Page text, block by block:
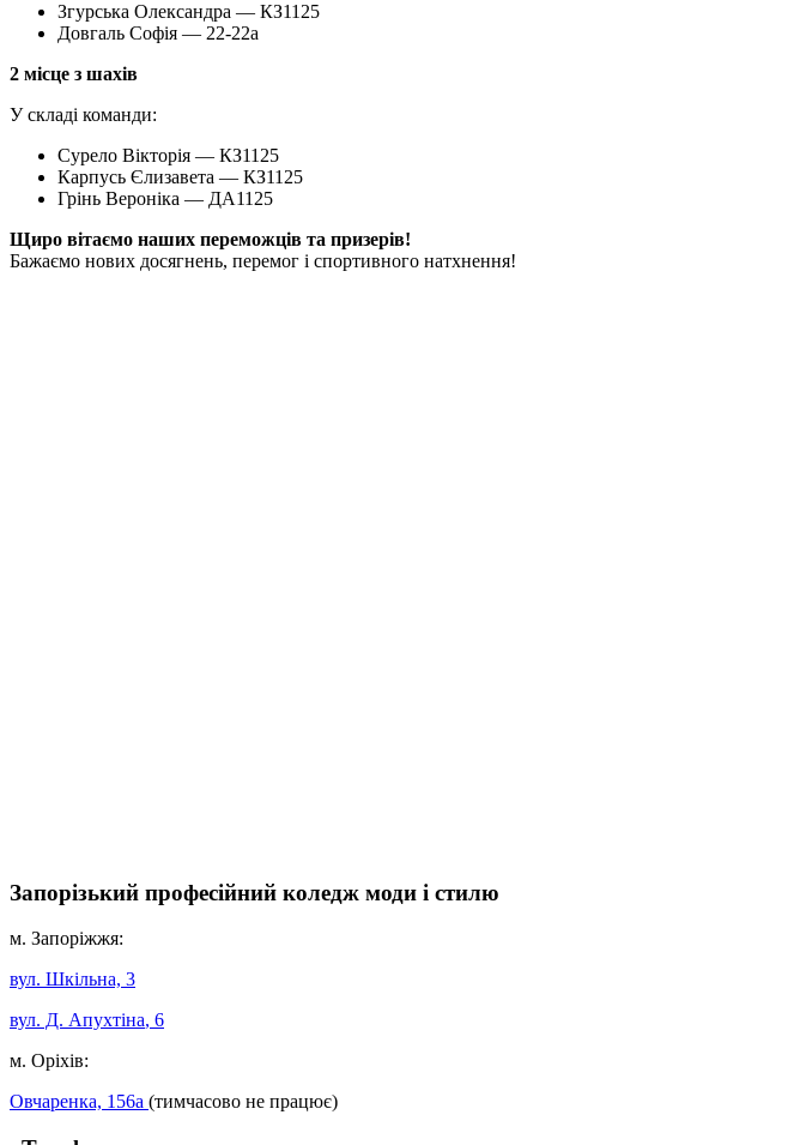
Згурська Олександра — КЗ1125
Довгаль Софія — 22-22а
2 місце з шахів
У складі команди:
Сурело Вікторія — КЗ1125
Карпусь Єлизавета — КЗ1125
Грінь Вероніка — ДА1125
Щиро вітаємо наших переможців та призерів!
Бажаємо нових досягнень, перемог і спортивного натхнення!
Запорізький професійний коледж моди і стилю
м. Запоріжжя:
вул. Шкільна, 3
вул. Д. Апухтіна, 6
м. Оріхів:
Овчаренка, 156а (тимчасово не працює)